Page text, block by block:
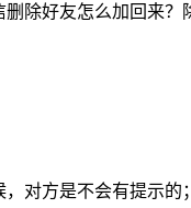
除好友怎么加回来
对方是不会有提示